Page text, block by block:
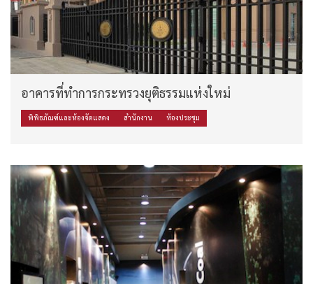
อาคารที่ทำการกระทรวงยุติธรรมแห่งใหม่
พิพิธภัณฑ์และห้องจัดแสดง สำนักงาน ห้องประชุม